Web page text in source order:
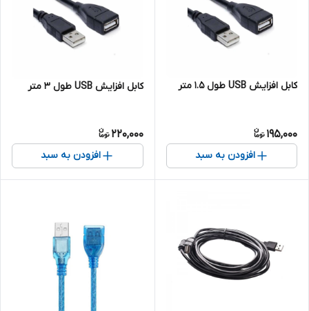
کابل افزایش USB طول 1.5 متر
195,000
افزودن به سبد
کابل افزایش USB طول 3 متر
220,000
افزودن به سبد